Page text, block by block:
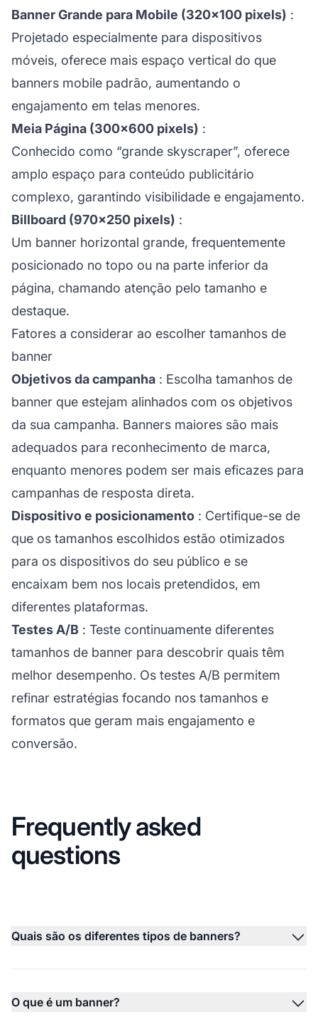
Banner Grande para Mobile (320×100 pixels) :
Projetado especialmente para dispositivos
móveis, oferece mais espaço vertical do que
banners mobile padrão, aumentando o
engajamento em telas menores.
Meia Página (300×600 pixels) :
Conhecido como “grande skyscraper”, oferece
amplo espaço para conteúdo publicitário
complexo, garantindo visibilidade e engajamento.
Billboard (970×250 pixels) :
Um banner horizontal grande, frequentemente
posicionado no topo ou na parte inferior da
página, chamando atenção pelo tamanho e
destaque.
Fatores a considerar ao escolher tamanhos de
banner
Objetivos da campanha : Escolha tamanhos de
banner que estejam alinhados com os objetivos
da sua campanha. Banners maiores são mais
adequados para reconhecimento de marca,
enquanto menores podem ser mais eficazes para
campanhas de resposta direta.
Dispositivo e posicionamento : Certifique-se de
que os tamanhos escolhidos estão otimizados
para os dispositivos do seu público e se
encaixam bem nos locais pretendidos, em
diferentes plataformas.
Testes A/B : Teste continuamente diferentes
tamanhos de banner para descobrir quais têm
melhor desempenho. Os testes A/B permitem
refinar estratégias focando nos tamanhos e
formatos que geram mais engajamento e
conversão.
Frequently asked
questions
Quais são os diferentes tipos de banners?
O que é um banner?